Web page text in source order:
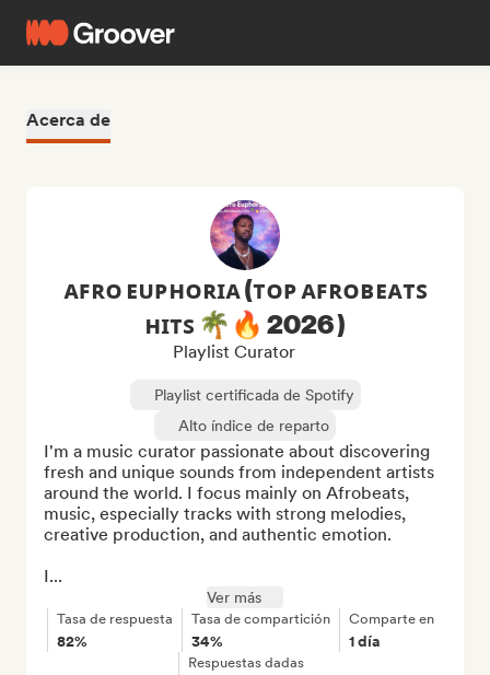
Acerca de
ᴀꜰʀᴏ ᴇᴜᴘʜᴏʀɪᴀ (ᴛᴏᴘ ᴀꜰʀᴏʙᴇᴀᴛꜱ
ʜɪᴛꜱ 🌴🔥 2026 )
Playlist Curator
Playlist certificada de Spotify
Alto índice de reparto
I'm a music curator passionate about discovering
fresh and unique sounds from independent artists
around the world. I focus mainly on Afrobeats,
music, especially tracks with strong melodies,
creative production, and authentic emotion.
I...
Ver más
Tasa de respuesta
82%
Tasa de compartición
34%
Comparte en
1 día
Respuestas dadas